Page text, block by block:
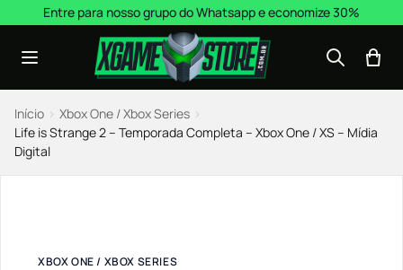
Pular para o conteúdo
Entre para nosso grupo do Whatsapp e economize 30%
Início › Xbox One / Xbox Series ›
Life is Strange 2 – Temporada Completa – Xbox One / XS – Mídia
Digital
XBOX ONE / XBOX SERIES